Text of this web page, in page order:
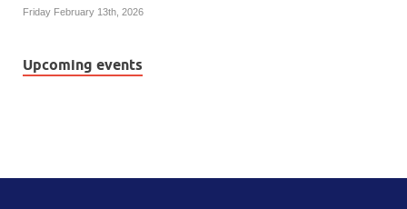
Friday February 13th, 2026
Upcoming events